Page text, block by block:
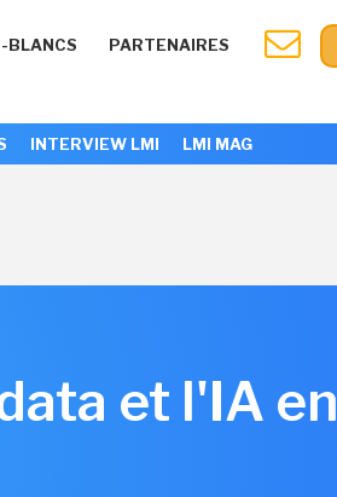
BLANCS PARTENAIRES
INTERVIEW LMI LMI MAG
et l'IA en